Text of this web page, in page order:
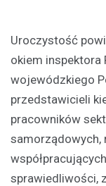
Uroczystość
okiem inspektora
wojewódzkiego
przedstawicieli
pracowników
samorządowych,
sprawiedliwości,